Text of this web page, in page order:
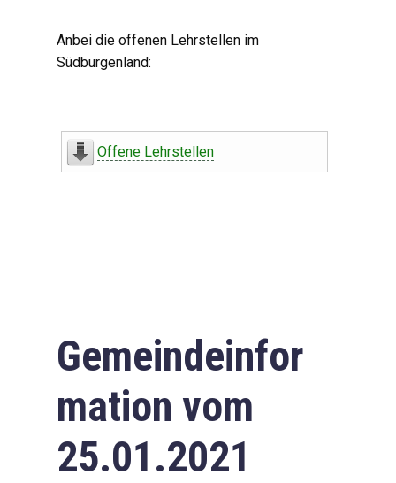
Anbei die offenen Lehrstellen im
Südburgenland:
Offene Lehrstellen
Gemeindeinfor
mation vom
25.01.2021